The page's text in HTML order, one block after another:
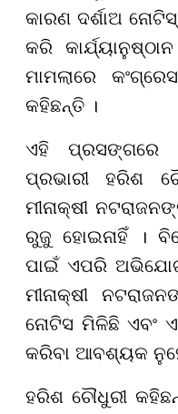
କାରଣ ଦର୍ଶାଅ
କରି
ମାମଲାରେ
କହିଛନ୍ତି ।
ଏହି ପ୍ରସଙ୍ଗରେ
ପ୍ରଭାରୀ ହରିଶ
ମୀନାକ୍ଷୀ
ରୁଜୁ ହୋଇନାହିଁ ।
ପାଇଁ ଏପରି
ମୀନାକ୍ଷୀ
ନୋଟିସ ମିଳିଛି ଏବଂ
କରିବା ଆବଶ୍ୟକ
ହରିଶ ଚୌଧୁରୀ